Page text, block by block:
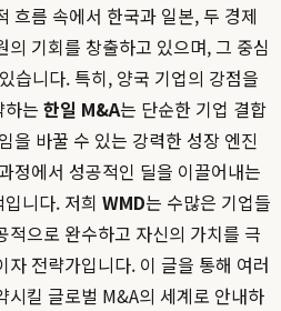
흐름 속에서 한국과 일본, 두 경제
기회를 창출하고 있으며, 그 중심
습니다. 특히, 양국 기업의 강점을
는 한일 M&A는 단순한 기업 결합
을 바꿀 수 있는 강력한 성장 엔진
정에서 성공적인 딜을 이끌어내는
니다. 저희 WMD는 수많은 기업들
적으로 완수하고 자신의 가치를 극
전략가입니다. 이 글을 통해 여러
시킬 글로벌 M&A의 세계로 안내하